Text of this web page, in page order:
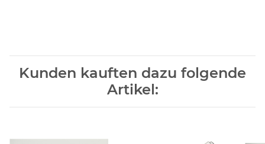
Kunden kauften dazu folgende
Artikel: